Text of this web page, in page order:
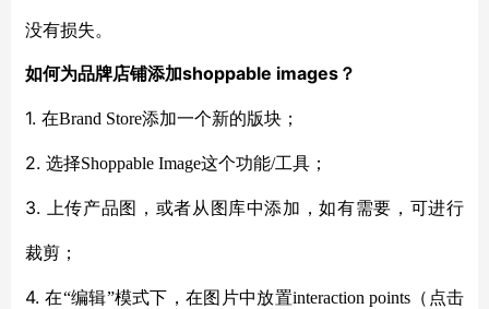
没有损失。
如何为品牌店铺添加shoppable images？
1. 在Brand Store添加一个新的版块；
2. 选择Shoppable Image这个功能/工具；
3. 上传产品图，或者从图库中添加，如有需要，可进行
裁剪；
4.在“编辑”模式下，在图片中放置interaction points （点击